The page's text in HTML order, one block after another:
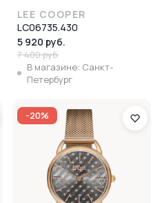
LEE COOPER
LC06735.430
5 920 руб.
7 400 руб.
В магазине: Санкт-
Петербург
-20%